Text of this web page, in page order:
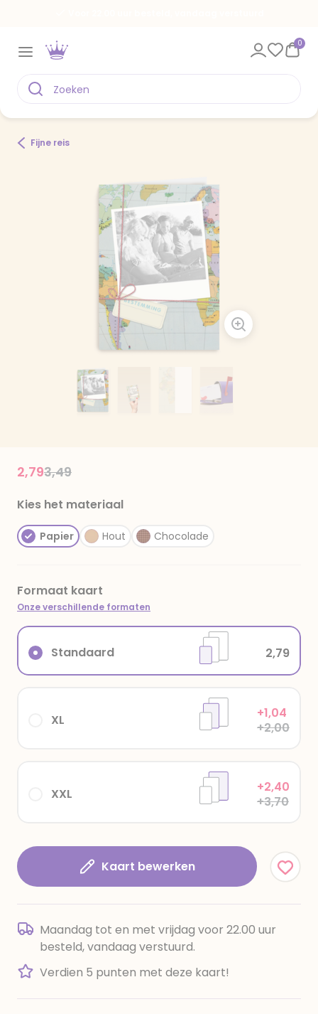
0
Fijne reis
Price reduced from
3,49to
2,79
Kies het materiaal
Papier Hout Chocolade
Formaat kaart
Onze verschillende formaten
XXL
+2,40
+3,70
XL
+1,04
+2,00
Standaard 2,79
Kaart bewerken
Maandag tot en met vrijdag voor 22.00 uur
besteld, vandaag verstuurd.
Verdien 5 punten met deze kaart!